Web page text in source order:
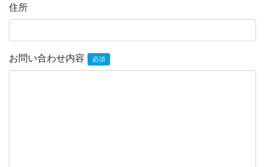
住所
お問い合わせ内容 必須